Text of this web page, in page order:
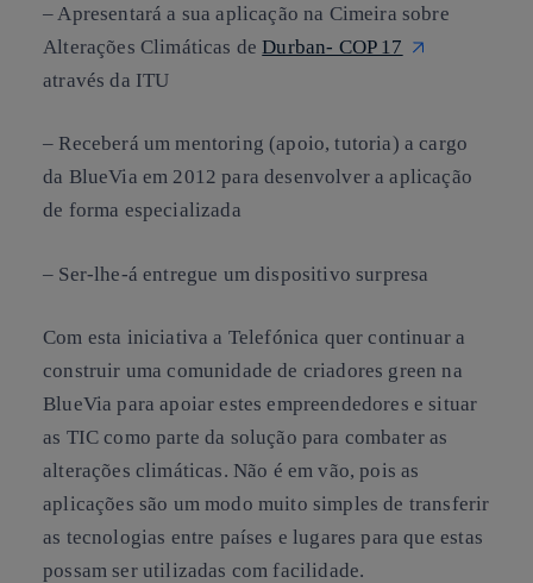
– Apresentará a sua aplicação na Cimeira sobre
Alterações Climáticas deDurban- COP 17
através da ITU
– Receberá um mentoring (apoio, tutoria) a cargo
da BlueVia em 2012 para desenvolver a aplicação
de forma especializada
– Ser-lhe-á entregue um dispositivo surpresa
Com esta iniciativa a Telefónica quer continuar a
construir uma comunidade de criadores green na
BlueVia para apoiar estes empreendedores e situar
as TIC como parte da solução para combater as
alterações climáticas. Não é em vão, pois as
aplicações são um modo muito simples de transferir
as tecnologias entre países e lugares para que estas
possam ser utilizadas com facilidade.